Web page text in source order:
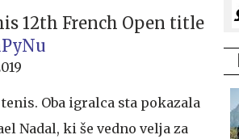
12th French Open title
Oba igralca sta pokazala
Nadal, ki še vedno velja za